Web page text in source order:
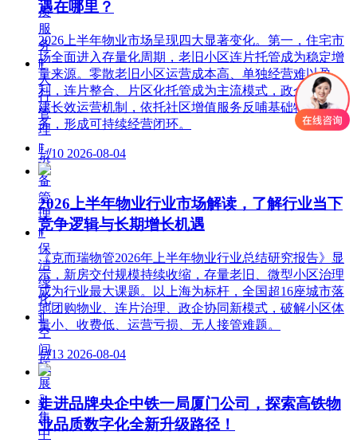
质
服
务
ꁹ
人
行
管
理
ꁹ
设
备
管
理
ꁹ
保
洁
绿
化
ꀉ
空
间
拓
展
ꀉ
集
中
遇在哪里？
2026上半年物业市场呈现四大显著变化。第一，住宅市
场全面进入存量化周期，老旧小区连片托管成为稳定增
量来源。零散老旧小区运营成本高、单独经营难以盈
利，连片整合、片区化托管成为主流模式，政企协同搭
建长效运营机制，依托社区增值服务反哺基础物业服
务，形成可持续经营闭环。
넶10 2026-08-04
2026上半年物业行业市场解读，了解行业当下
竞争逻辑与长期增长机遇
《克而瑞物管2026年上半年物业行业总结研究报告》显
示，新房交付规模持续收缩，存量老旧、微型小区治理
成为行业最大课题。以上海为标杆，全国超16座城市落
地团购物业、连片治理、政企协同新模式，破解小区体
量小、收费低、运营亏损、无人接管难题。
넶13 2026-08-04
走进品牌央企中铁一局厦门公司，探索高铁物
业品质数字化全新升级路径！